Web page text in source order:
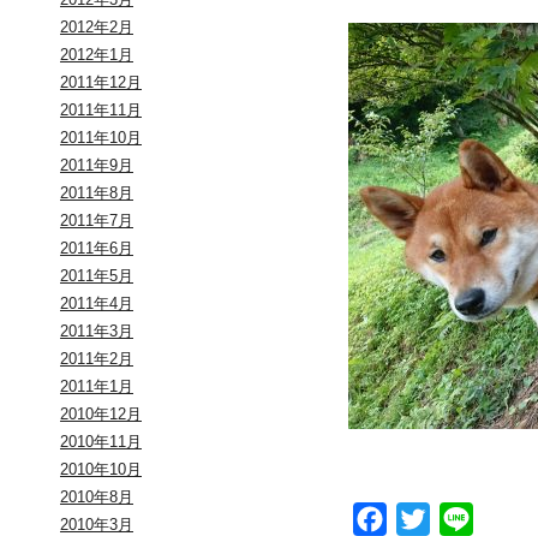
2012年2月
2012年1月
2011年12月
2011年11月
2011年10月
2011年9月
2011年8月
2011年7月
2011年6月
2011年5月
2011年4月
2011年3月
2011年2月
2011年1月
2010年12月
2010年11月
2010年10月
2010年8月
2010年3月
Facebook
Twitter